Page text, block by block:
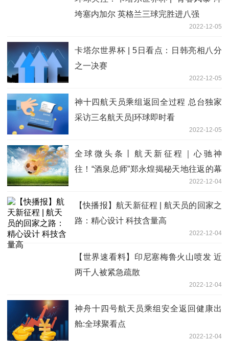
垮塞内加尔 英格兰三球完胜进八强
2022-12-05
卡塔尔世界杯 | 5日看点：日韩亮相八分
之一决赛
2022-12-05
神十四航天员乘组返回全过程 总台独家
采访三名航天员|环球即时看
2022-12-05
全球微头条丨航天新征程｜心驰神
往！“酒泉总师”郑永煌揭秘天地往返的幕
2022-12-04
【快播报】航天新征程 | 航天员的回家之
路：精心设计 科技含量高
2022-12-04
【世界速看料】印尼塞梅鲁火山喷发 近
两千人被紧急疏散
2022-12-04
神舟十四号航天员乘组安全返回健康出
舱:全球聚看点
2022-12-04